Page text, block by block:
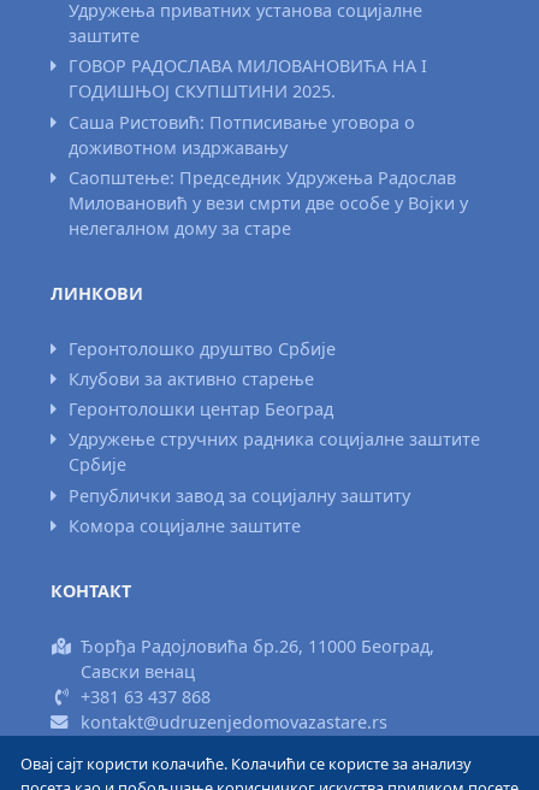
Удружења приватних установа социјалне
заштите
ГОВОР РАДОСЛАВА МИЛОВАНОВИЋА НА I
ГОДИШЊОЈ СКУПШТИНИ 2025.
Саша Ристовић: Потписивање уговора о
доживотном издржавању
Саопштење: Председник Удружења Радослав
Миловановић у вези смрти две особе у Војки у
нелегалном дому за старе
ЛИНКОВИ
Геронтолошко друштво Србије
Клубови за активно старење
Геронтолошки центар Београд
Удружење стручних радника социјалне заштите
Србије
Републички завод за социјалну заштиту
Комора социјалне заштите
КОНТАКТ
Ђорђа Радојловића бр.26, 11000 Београд,
Савски венац
+381 63 437 868
kontakt@udruzenjedomovazastare.rs
Израда сајта www.areadizajn.com
Овај сајт користи колачиће. Колачићи се користе за анализу